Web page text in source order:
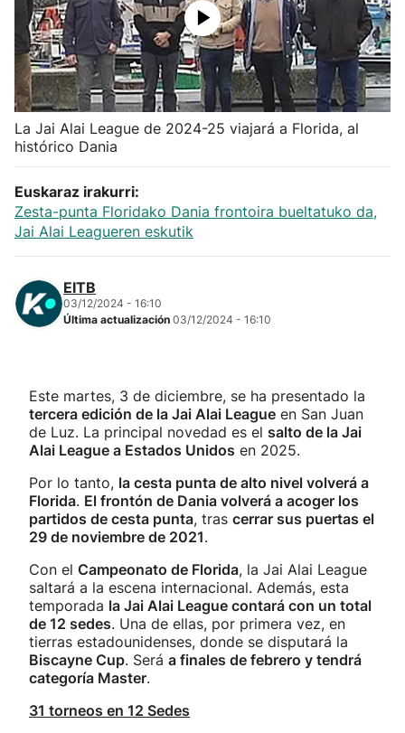
Kirolak 360
Atletismo
Carreras de montaña
Más deportes
"Helmuga"
La Jai Alai League de 2024-25 viajará a Florida, al
histórico Dania
Euskaraz irakurri:
Zesta-punta Floridako Dania frontoira bueltatuko da,
Jai Alai Leagueren eskutik
EITB
03/12/2024 - 16:10
Última actualización 03/12/2024 - 16:10
Este martes, 3 de diciembre, se ha presentado la
tercera edición de la Jai Alai League en San Juan
de Luz. La principal novedad es el salto de la Jai
Alai League a Estados Unidos en 2025.
Por lo tanto, la cesta punta de alto nivel volverá a
Florida. El frontón de Dania volverá a acoger los
partidos de cesta punta, tras cerrar sus puertas el
29 de noviembre de 2021.
Con el Campeonato de Florida, la Jai Alai League
saltará a la escena internacional. Además, esta
temporada la Jai Alai League contará con un total
de 12 sedes. Una de ellas, por primera vez, en
tierras estadounidenses, donde se disputará la
Biscayne Cup. Será a finales de febrero y tendrá
categoría Master.
31 torneos en 12 Sedes